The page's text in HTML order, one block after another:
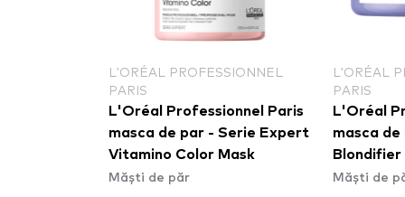
L'ORÉAL PROFESSIONNEL
PARIS
L'Oréal Professionnel Paris
masca de par - Serie Expert
Vitamino Color Mask
Măști de păr
L'ORÉAL
PARIS
L'Oréal
masca
Blondifier
Măști de